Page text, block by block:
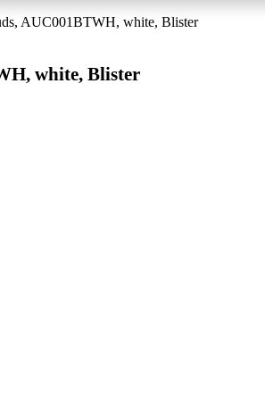
AUC001BTWH, white, Blister
white, Blister